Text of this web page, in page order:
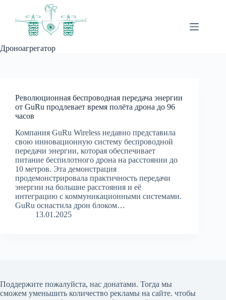
Дроноагрегатор
Революционная беспроводная передача энергии
от GuRu продлевает время полёта дрона до 96
часов
Компания GuRu Wireless недавно представила
свою инновационную систему беспроводной
передачи энергии, которая обеспечивает
питание беспилотного дрона на расстоянии до
10 метров. Эта демонстрация
продемонстрировала практичность передачи
энергии на большие расстояния и её
интеграцию с коммуникационными системами.
GuRu оснастила дрон блоком…
13.01.2025
Поддержите пожалуйста, нас донатами. Тогда мы
сможем уменьшить количество рекламы на сайте. чтобы